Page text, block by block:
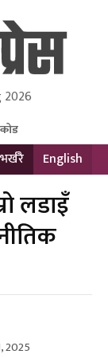
Ltd.
2026
भर्खरै English
लडाइँ
2025